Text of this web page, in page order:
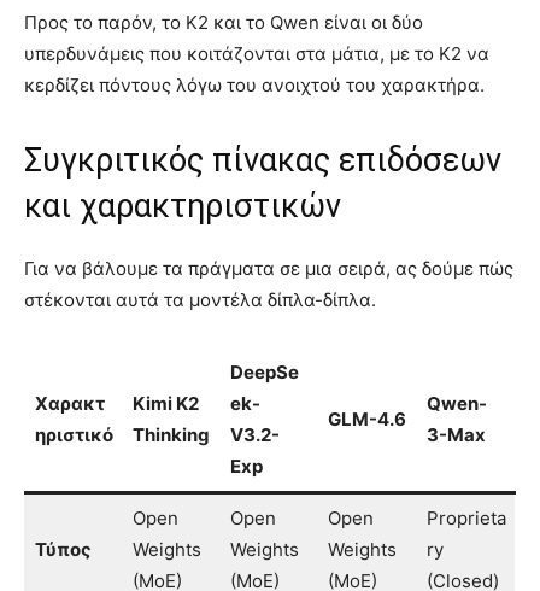
Προς το παρόν, το K2 και το Qwen είναι οι δύο
υπερδυνάμεις που κοιτάζονται στα μάτια, με το K2 να
κερδίζει πόντους λόγω του ανοιχτού του χαρακτήρα.
Συγκριτικός πίνακας επιδόσεων
και χαρακτηριστικών
Για να βάλουμε τα πράγματα σε μια σειρά, ας δούμε πώς
στέκονται αυτά τα μοντέλα δίπλα-δίπλα.
Χαρακτ
ηριστικό
Kimi K2
Thinking
DeepSe
ek-
V3.2-
Exp
GLM-4.6
Qwen-
3-Max
Τύπος
Open
Weights
(MoE)
Open
Weights
(MoE)
Open
Weights
(MoE)
Proprieta
ry
(Closed)